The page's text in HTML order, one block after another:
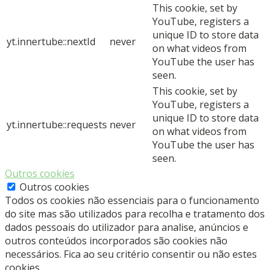
yt.innertube::nextId never
This cookie, set by
YouTube, registers a
unique ID to store data
on what videos from
YouTube the user has
seen.
yt.innertube::requests never
This cookie, set by
YouTube, registers a
unique ID to store data
on what videos from
YouTube the user has
seen.
Outros cookies
Outros cookies
Todos os cookies não essenciais para o funcionamento
do site mas são utilizados para recolha e tratamento dos
dados pessoais do utilizador para analise, anúncios e
outros conteúdos incorporados são cookies não
necessários. Fica ao seu critério consentir ou não estes